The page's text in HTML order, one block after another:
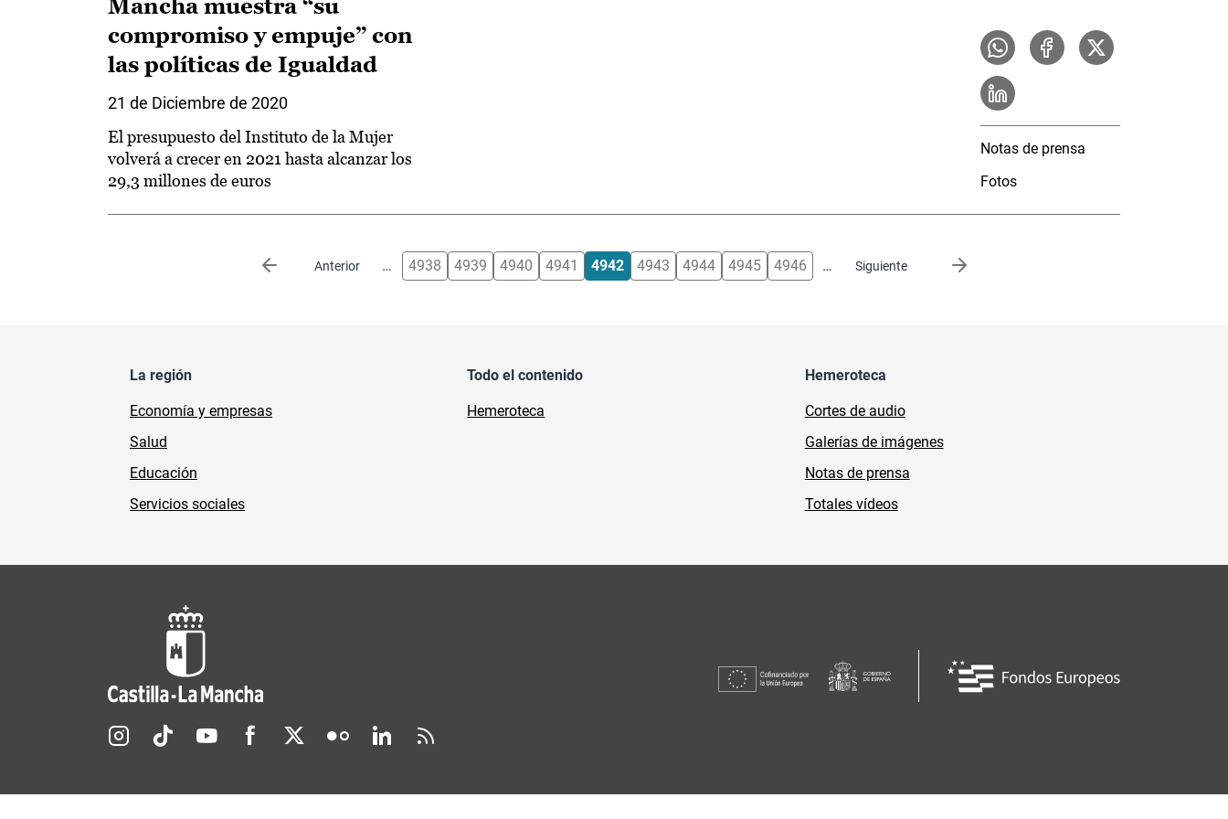
Mancha muestra “su
compromiso y empuje” con
las políticas de Igualdad
21 de Diciembre de 2020
El presupuesto del Instituto de la Mujer
volverá a crecer en 2021 hasta alcanzar los
29,3 millones de euros
Notas de prensa
Fotos
Anterior
Página anterior … 4938 4939 4940 4941 4942 4943 4944 4945 4946 … Siguiente
Siguiente página
La región
Economía y empresas
Salud
Educación
Servicios sociales
Todo el contenido
Hemeroteca
Hemeroteca
Cortes de audio
Galerías de imágenes
Notas de prensa
Totales vídeos
Redes sociales JCCM